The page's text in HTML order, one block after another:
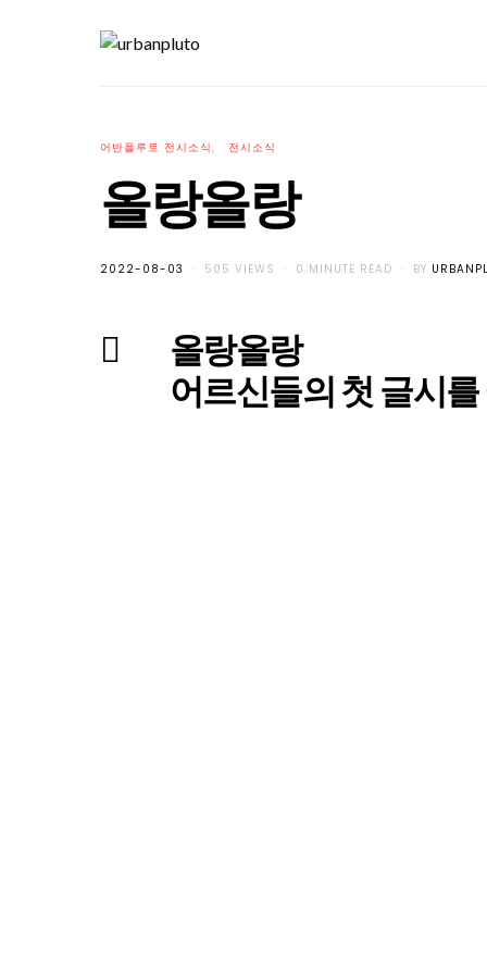
어반플루토 전시소식 전시소식
올랑올랑
POSTED
2022-08-03 505 VIEWS 0 MINUTE READ BY
올랑올랑
어르신들의 첫 글시